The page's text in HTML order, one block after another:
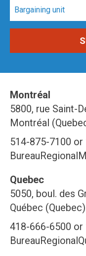
Montréal
5800, rue Saint-
Montréal
514-875-7100
Quebec
5050, boul. des
Québec
418-666-6500